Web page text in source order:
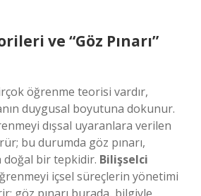
ve “Göz Pınarı”
öğrenme teorisi vardır,
duygusal boyutuna dokunur.
dışsal uyaranlara verilen
bu durumda göz pınarı,
bir tepkidir. Bilişselci
içsel süreçlerin yönetimi